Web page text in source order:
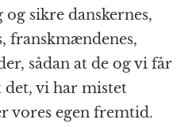
sikre danskernes,
franskmændenes,
sådan at de og vi får
vi har mistet
vores egen fremtid.